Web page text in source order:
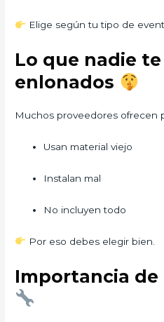
Elige según tu tipo de
Lo que nadie
enlonados
Muchos proveedores ofrecen
Usan material viejo
Instalan mal
No incluyen todo
Por eso debes elegir bien.
Importancia